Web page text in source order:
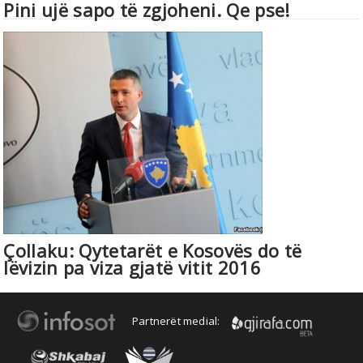
Pini ujë sapo të zgjoheni. Qe pse!
Çollaku: Qytetarët e Kosovës do të
lëvizin pa viza gjatë vitit 2016
Partnerët medial: